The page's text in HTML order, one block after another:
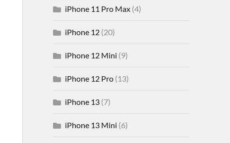
iPhone 11 Pro Max(4)
iPhone 12(20)
iPhone 12 Mini (9)
iPhone 12 Pro(13)
iPhone 13(7)
iPhone 13 Mini (6)